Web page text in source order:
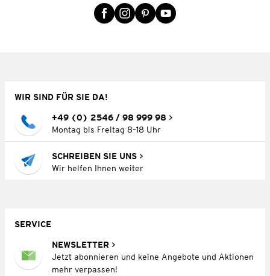
WIR SIND FÜR SIE DA!
+49 (0) 2546 / 98 999 98
Montag bis Freitag 8–18 Uhr
SCHREIBEN SIE UNS
Wir helfen Ihnen weiter
SERVICE
NEWSLETTER
Jetzt abonnieren und keine Angebote und Aktionen
mehr verpassen!